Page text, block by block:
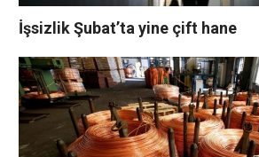
İşsizlik Şubat’ta yine çift hane